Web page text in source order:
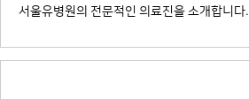
서울유병원의 전문적인 의료진을 소개합니다.